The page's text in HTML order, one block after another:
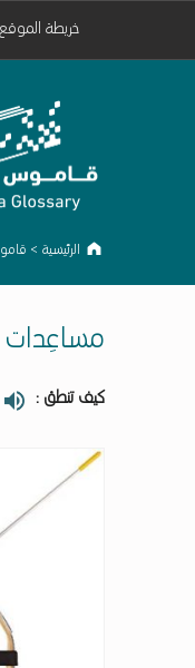
خريطة الموقع
الرئيسية >
مساعِدات
كيف تنطق :